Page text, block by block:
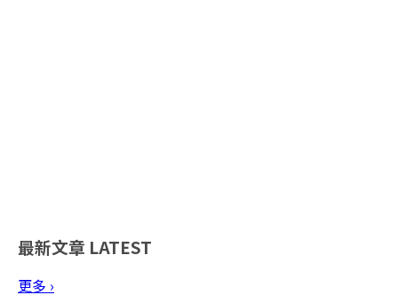
最新文章 LATEST
更多 ›